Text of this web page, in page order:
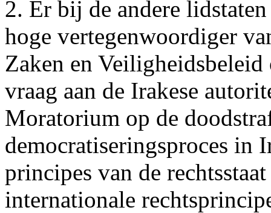
2. Er bij de andere
hoge vertegenwoordiger
Zaken en
vraag aan de Irakese
Moratorium op de
democratiseringsproces in
principes van de
internationale